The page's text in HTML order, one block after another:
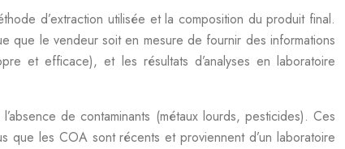
d’extraction utilisée et la composition du produit final.
que le vendeur soit en mesure de fournir des informations
et efficace), et les résultats d’analyses en laboratoire
de contaminants (métaux lourds, pesticides). Ces
que les COA sont récents et proviennent d’un laboratoire